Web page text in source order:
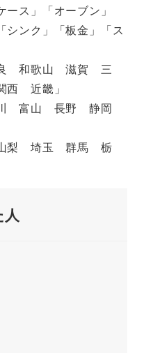
ース」「オーブン」
シンク」「板金」「ス
和歌山 滋賀 三
近畿」
富山 長野 静岡
梨 埼玉 群馬 栃